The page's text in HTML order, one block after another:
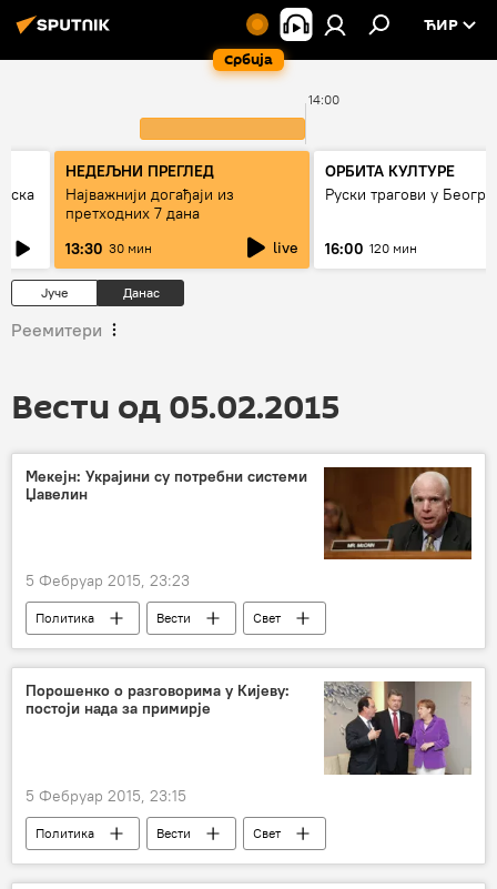
Србија
ЋИР
14:00
НЕДЕЉНИ ПРЕГЛЕД
Најважнији догађаји из
претходних 7 дана
13:30 30 мин live
ОРБИТА КУЛТУРЕ
Руски трагови у
16:00 120 мин
Јуче Данас
Реемитери
Вести од 05.02.2015
Мекејн: Украјини су потребни системи
Џавелин
5 Фебруар 2015, 23:23
Политика Вести
Свет
Украјина
Џон Мекејн
Конфликт у Украјини
Порошенко о разговорима у Кијеву:
постоји нада за примирје
5 Фебруар 2015, 23:15
Политика Вести
Свет
Украјина
Франсоа Оланд